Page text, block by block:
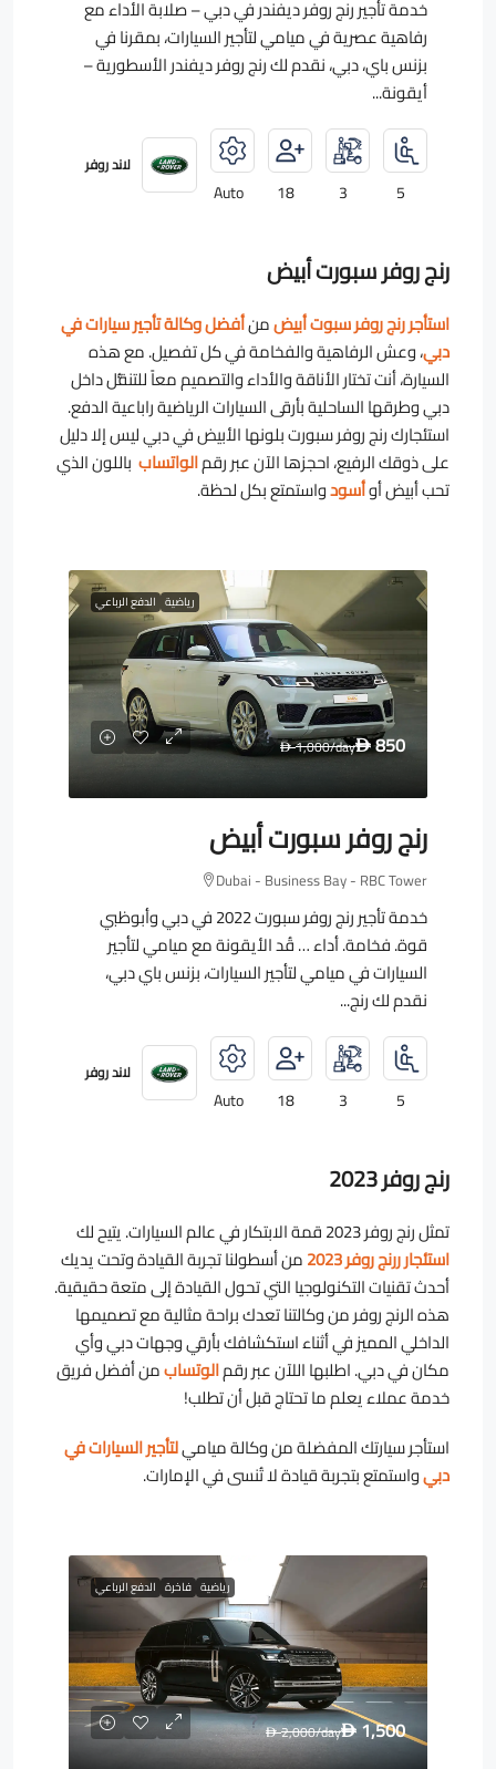
خدمة تأجير رنج روفر ديفندر في دبي – صلابة الأداء مع
رفاهية عصرية في ميامي لتأجير السيارات، بمقرنا في
بزنس باي، دبي، نقدم لك رنج روفر ديفندر الأسطورية –
أيقونة...
5
3
18
Auto
لاند روفر
رنج روفر سبورت أبيض
استأجر رنج روفر سبوت أبيضمنأفضل وكالة تأجير سيارات في
دبي، وعش الرفاهية والفخامة في كل تفصيل. مع هذه
السيارة، أنت تختار الأناقة والأداء والتصميم معاً للتنقُّل داخل
دبي وطرقها الساحلية بأرقى السيارات الرياضية راباعية الدفع.
استئجارك رنج روفر سبورت بلونها الأبيض في دبي ليس إلا دليل
على ذوقك الرفيع، احجزها الآن عبر رقمالواتساب باللون الذي
تحب أبيض أوأسودواستمتع بكل لحظة.
رياضية الدفع الرباعي
D850
D1,000/day
رنج روفر سبورت أبيض
Dubai - Business Bay - RBC Tower
خدمة تأجير رنج روفر سبورت 2022 في دبي وأبوظبي
قوة. فخامة. أداء … قُد الأيقونة مع ميامي لتأجير
السيارات في ميامي لتأجير السيارات، بزنس باي دبي،
نقدم لك رنج...
5
3
18
Auto
لاند روفر
رنج روفر 2023
تمثل رنج روفر 2023 قمة الابتكار في عالم السيارات. يتيح لك
استئجار ررنج روفر 2023
من أسطولنا تجربة القيادة وتحت يديك
أحدث تقنيات التكنولوجيا التي تحول القيادة إلى متعة حقيقية.
هذه الرنج روفر من وكالتنا تعدك براحة مثالية مع تصميمها
الداخلي المميز في أثناء استكشافك بأرقي وجهات دبي وأي
مكان في دبي. اطلبها اللآن عبر رقمالوتسابمن أفضل فريق
خدمة عملاء يعلم ما تحتاج قبل أن تطلب!
استأجر سيارتك المفضلة من وكالة مياميلتأجير السيارات في
دبيواستمتع بتجربة قيادة لا تُنسى في الإمارات.
رياضية فاخرة الدفع الرباعي
D 1,500
D2,000/day